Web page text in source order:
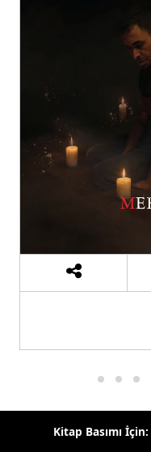
Kitap Basımı İçin: